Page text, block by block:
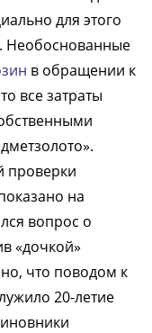
для этого
Необоснованные
в обращении к
все затраты
проверки
на
вопрос о
«дочкой»
что поводом к
20-летие